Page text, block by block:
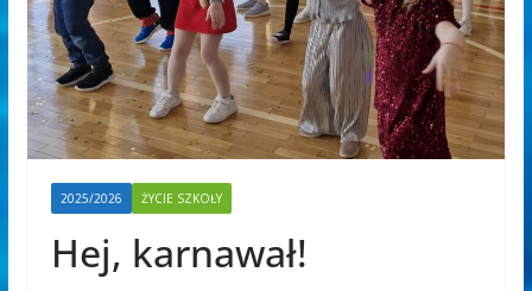
2025/2026 ŻYCIE SZKOŁY
Hej, karnawał!